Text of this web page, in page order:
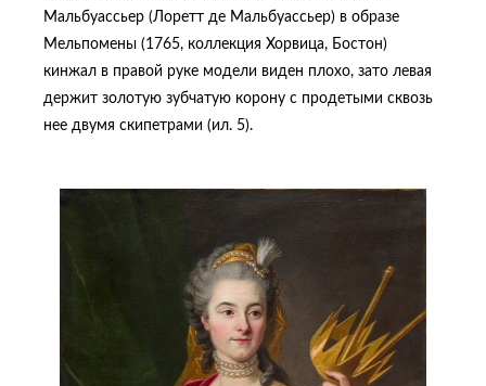
Мальбуассьер (Лоретт де Мальбуассьер) в образе
Мельпомены (1765, коллекция Хорвица, Бостон)
кинжал в правой руке модели виден плохо, зато левая
держит золотую зубчатую корону с продетыми сквозь
нее двумя скипетрами (ил. 5).